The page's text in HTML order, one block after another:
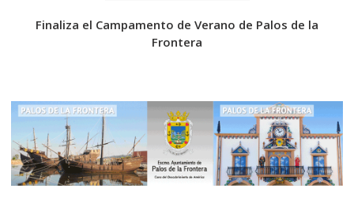
Finaliza el Campamento de Verano de Palos de la
Frontera